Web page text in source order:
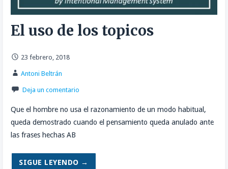
El uso de los topicos
23 febrero, 2018
Antoni Beltrán
Deja un comentario
Que el hombre no usa el razonamiento de un modo habitual,
queda demostrado cuando el pensamiento queda anulado ante
las frases hechas AB
SIGUE LEYENDO →